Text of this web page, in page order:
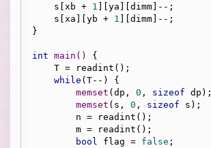
    s[xb +
1 ][ya][dimm]--;
    s[xa][yb +
1 ][dimm]--;
}
int main ()
{
while (T--) {
memset (dp, 0 , sizeof dp);
memset (s, 0 , sizeof s);
bool flag = false ;